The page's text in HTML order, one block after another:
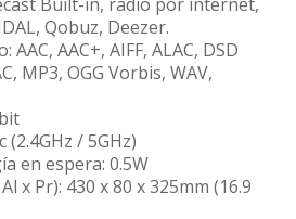
Built-in, radio por internet,
Qobuz, Deezer.
AAC+, AIFF, ALAC, DSD
MP3, OGG Vorbis, WAV,
(2.4GHz / 5GHz)
en espera: 0.5W
x Pr): 430 x 80 x 325mm (16.9